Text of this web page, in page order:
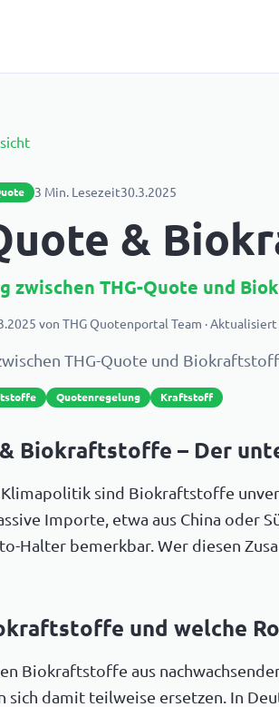
3 Min. Lesezeit30.3.2025
&
zwischen THG-Quote und
von THG Quotenportal Team · Aktualisiert
THG-Quote und
Quotenregelung Kraftstoff
Biokraftstoffe – Der
sind Biokraftstoffe
Importe, etwa aus China oder
Halter bemerkbar. Wer diesen
und welche
Biokraftstoffe aus
sich damit teilweise ersetzen. In